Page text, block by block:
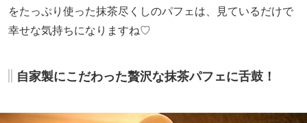
をたっぷり使った抹茶尽くしのパフェは、見ているだけで
幸せな気持ちになりますね♡
自家製にこだわった贅沢な抹茶パフェに舌鼓！